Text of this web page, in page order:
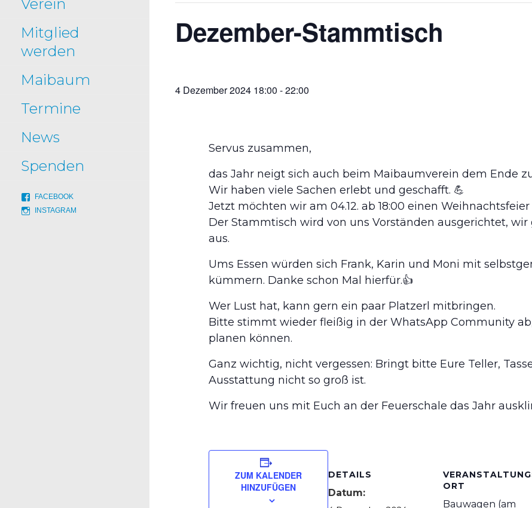
Verein
Mitglied
werden
Maibaum
Termine
News
Spenden
FACEBOOK
INSTAGRAM
Dezember-Stammtisch
4 Dezember 2024 18:00 -22:00
Servus zusammen,
das Jahr neigt sich auch beim Maibaumverein dem Ende
Wir haben viele Sachen erlebt und geschafft. 💪
Jetzt möchten wir am 04.12. ab 18:00 einen
Der Stammtisch wird von uns Vorständen ausgerichtet,
aus.
Ums Essen würden sich Frank, Karin und Moni mit
kümmern. Danke schon Mal hierfür.👍
Wer Lust hat, kann gern ein paar Platzerl mitbringen.
Bitte stimmt wieder fleißig in der WhatsApp Community
planen können.
Ganz wichtig, nicht vergessen: Bringt bitte Eure Teller,
Ausstattung nicht so groß ist.
Wir freuen uns mit Euch an der Feuerschale das Jahr
ZUM KALENDER
HINZUFÜGEN
DETAILS
Datum:
ORT
Bauwagen (am